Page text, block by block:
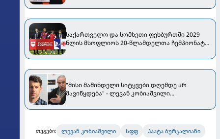
საქართველო და სომხეთი ფეხბურთში 2029
წლის მსოფლიოს 20-წლამდელთა ჩემპიონატს
"მისი მაშინდელი სიტყვები დღემდე არ
მავიწყდება" - ლევან კობიაშვილი
თეგები: ლევან კობიაშვილი სფფ პაატა ბურჯალიანი